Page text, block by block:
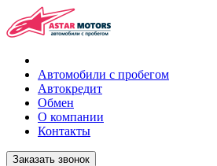
Автомобили с пробегом
Автокредит
Обмен
О компании
Контакты
Заказать звонок